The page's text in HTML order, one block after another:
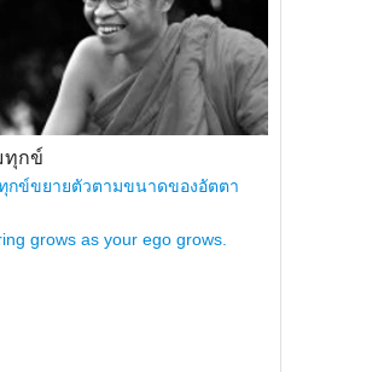
ทุกข์
กข์ขยายตัวตามขนาดของอัตตา
grows as your ego grows.